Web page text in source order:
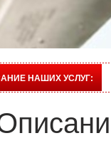
НАШИХ УСЛУГ: